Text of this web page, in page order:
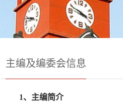
主编及编委会信息
1、 主编简介